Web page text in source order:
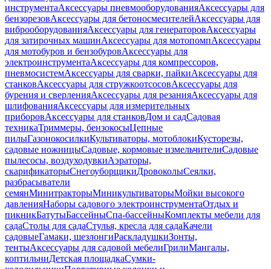
инструментаАксессуары пневмооборудованияАксессуары для
бензорезовАксессуары для бетоносмесителейАксессуары для
виброоборудованияАксессуары для генераторовАксессуары
для затирочных машинАксессуары для мотопомпАксессуары
для мотобуров и бензобуровАксессуары для
электроинструментаАксессуары для компрессоров,
пневмосистемАксессуары для сварки, пайкиАксессуары для
станковАксессуары для стружкоотсосовАксессуары для
бурения и сверленияАксессуары для резанияАксессуары для
шлифованияАксессуары для измерительных
приборовАксессуары для станковДом и садСадовая
техникаТриммеры, бензокосыЦепные
пилыГазонокосилкиКультиваторы, мотоблокиКусторезы,
садовые ножницыСадовые, кормовые измельчителиСадовые
пылесосы, воздуходувкиАэраторы,
скарификаторыСнегоуборщикиДровоколыСеялки,
разбрасыватели
семянМинитракторыМиникультиваторыМойки высокого
давленияНаборы садового электроинструментаОтдых и
пикникБатутыБассейныСпа-бассейныКомплекты мебели для
садаСтолы для садаСтулья, кресла для садаКачели
садовыеГамаки, шезлонгиРаскладушкиЗонты,
тентыАксессуары для садовой мебелиГрилиМангалы,
коптильниДетская площадкаСумки-